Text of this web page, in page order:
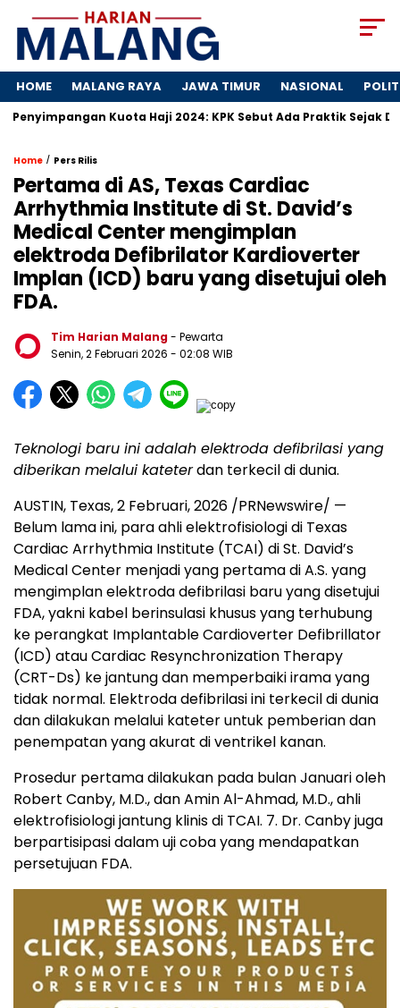
HOME MALANG RAYA JAWA TIMUR NASIONAL
Kuota Haji 2024: KPK Sebut Ada Praktik Sejak Dulu
Home / Pers Rilis
Pertama di AS, Texas Cardiac
Arrhythmia Institute di St. David’s
Medical Center mengimplan
elektroda Defibrilator Kardioverter
Implan (ICD) baru yang disetujui oleh
FDA.
Tim Harian Malang- Pewarta
Senin, 2 Februari 2026 - 02:08 WIB
Teknologi baru ini adalah elektroda defibrilasi yang
diberikan melalui kateterdan terkecil di dunia.
AUSTIN, Texas,2 Februari, 2026 /PRNewswire/ —
Belum lama ini, para ahli elektrofisiologi di Texas
Cardiac Arrhythmia Institute (TCAI) di St. David’s
Medical Center menjadi yang pertama di A.S. yang
mengimplan elektroda defibrilasi baru yang disetujui
FDA, yakni kabel berinsulasi khusus yang terhubung
ke perangkat Implantable Cardioverter Defibrillator
(ICD) atau Cardiac Resynchronization Therapy
(CRT-Ds) ke jantung dan memperbaiki irama yang
tidak normal. Elektroda defibrilasi ini terkecil di dunia
dan dilakukan melalui kateter untuk pemberian dan
penempatan yang akurat di ventrikel kanan.
Prosedur pertama dilakukan pada bulan Januari oleh
Robert Canby, M.D., dan Amin Al-Ahmad, M.D., ahli
elektrofisiologi jantung klinis di TCAI. 7. Dr. Canby juga
berpartisipasi dalam uji coba yang mendapatkan
persetujuan FDA.